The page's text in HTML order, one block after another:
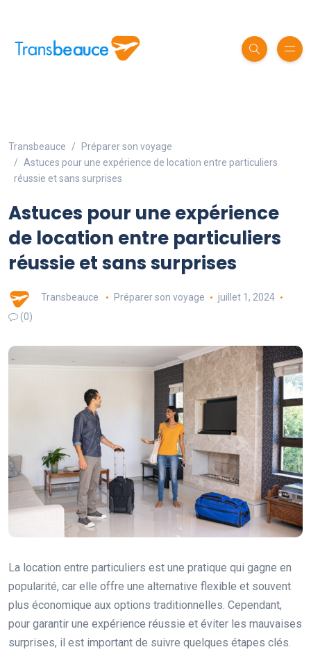
Transbeauce
Préparer son voyage
Astuces pour une expérience de location entre particuliers
réussie et sans surprises
Astuces pour une expérience
de location entre particuliers
réussie et sans surprises
Transbeauce Préparer son voyage
juillet 1, 2024
(0)
La location entre particuliers est une pratique qui gagne en
popularité, car elle offre une alternative flexible et souvent
plus économique aux options traditionnelles. Cependant,
pour garantir une expérience réussie et éviter les mauvaises
surprises, il est important de suivre quelques étapes clés.